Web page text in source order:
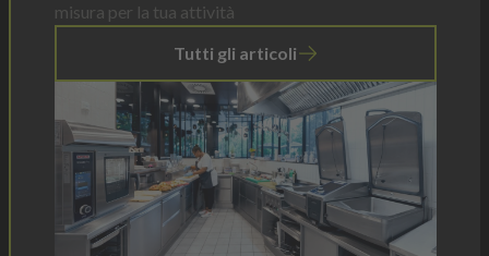
misura per la tua attività
Tutti gli articoli